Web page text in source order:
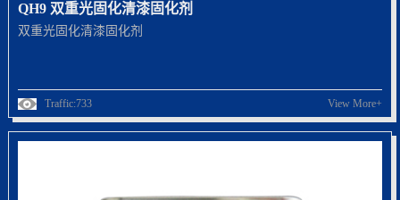
QH9 双重光固化清漆固化剂
双重光固化清漆固化剂
View More+
Traffic:733